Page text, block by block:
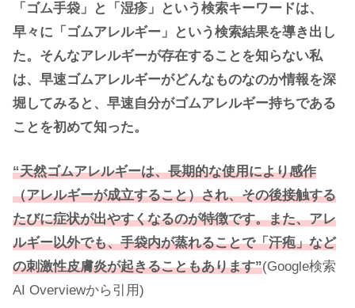
「ゴム手袋」と「湿疹」という検索キーワードは、
早々に「ゴムアレルギー」という検索結果を導き出し
た。そんなアレルギーが存在することを知らない私
は、早速ゴムアレルギーがどんなものなのか情報を深
堀してみると、早速自分がゴムアレルギー持ちである
ことを初めて知った。
“天然ゴムアレルギーは、長期的な使用により感作
（アレルギーが成立すること）され、その後接触する
たびに症状が出やすくなるのが特徴です。また、アレ
ルギー以外でも、手袋内が蒸れることで「汗疱」など
の刺激性皮膚炎が起きることもあります”(Google検索
AI Overviewから引用)